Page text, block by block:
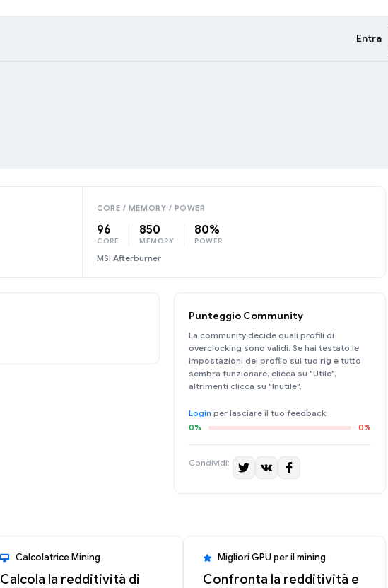
Entra
CORE / MEMORY / POWER
96
CORE
850
MEMORY
80%
POWER
MSI Afterburner
Punteggio Community
La community decide quali profili di
overclocking sono validi. Se hai testato le
impostazioni del profilo sul tuo rig e tutto
sembra funzionare, clicca su "Utile",
altrimenti clicca su "Inutile".
Login per lasciare il tuo feedback
0% 0%
Condividi:
Calcolatrice Mining
Calcola la redditività di
Migliori GPU per il mining
Confronta la redditività e